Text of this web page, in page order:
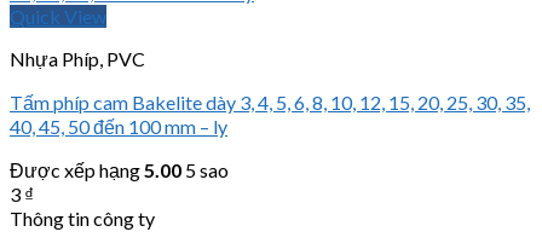
Quick View
Nhựa Phíp, PVC
Tấm phíp cam Bakelite dày 3, 4, 5, 6, 8, 10, 12, 15, 20, 25, 30, 35,
40, 45, 50 đến 100 mm – ly
Được xếp hạng5.00 5 sao
3 ₫
Thông tin công ty